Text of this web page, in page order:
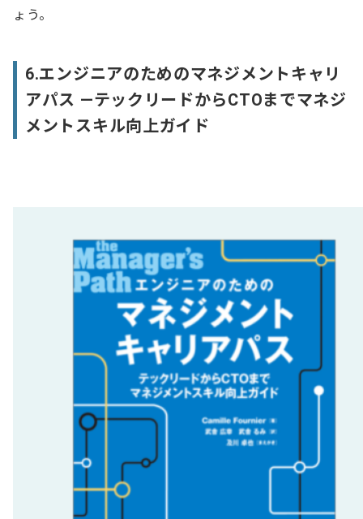
ょう。
6.エンジニアのためのマネジメントキャリ
アパス ―テックリードからCTOまでマネジ
メントスキル向上ガイド